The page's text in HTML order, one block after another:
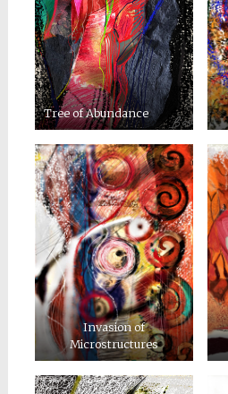
Tree of Abundance
Invasion of
Microstructures